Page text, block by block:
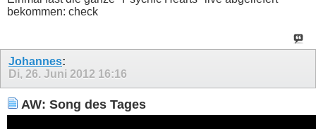
bekommen: check
Johannes:
Di, 26. Juni 2012 16:16
AW: Song des Tages